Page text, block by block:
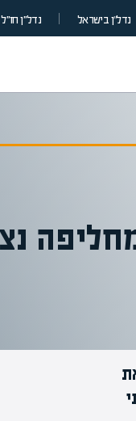
נדל”ן בישראל נדל״ן חו״ל